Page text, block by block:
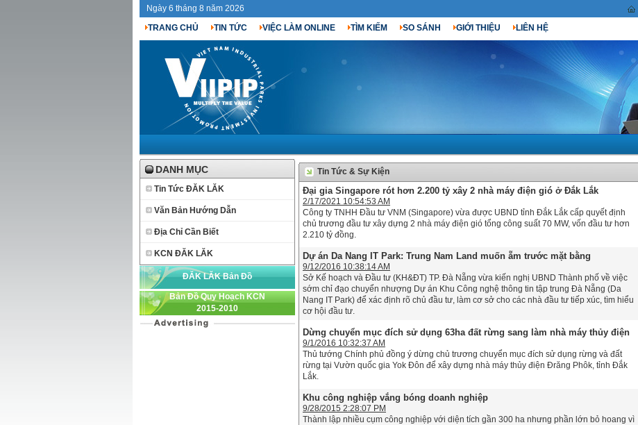
Ngày 6 tháng 8 năm 2026
TRANG CHỦ TIN TỨC VIỆC LÀM ONLINE TÌM KIẾM SO SÁNH GIỚI THIỆU LIÊN HỆ
DANH MỤC
Tin Tức ĐĂK LĂK
Văn Bản Hướng Dẫn
Địa Chỉ Cần Biết
KCN ĐĂK LĂK
ĐĂK LĂK Bản Đồ
Bản Đồ Quy Hoạch KCN
2015-2010
Tin Tức & Sự Kiện
Đại gia Singapore rót hơn 2.200 tỷ xây 2 nhà máy điện gió ở Đắk Lắk
2/17/2021 10:54:53 AM
Công ty TNHH Đầu tư VNM (Singapore) vừa được UBND tỉnh Đắk Lắk cấp quyết định
chủ trương đầu tư xây dựng 2 nhà máy điện gió tổng công suất 70 MW, vốn đầu tư hơn
2.210 tỷ đồng.
Dự án Da Nang IT Park: Trung Nam Land muốn ẵm trước mặt bằng
9/12/2016 10:38:14 AM
Sở Kế hoạch và Đầu tư (KH&ĐT) TP. Đà Nẵng vừa kiến nghị UBND Thành phố về việc
sớm chỉ đạo chuyển nhượng Dự án Khu Công nghệ thông tin tập trung Đà Nẵng (Da
Nang IT Park) để xác định rõ chủ đầu tư, làm cơ sở cho các nhà đầu tư tiếp xúc, tìm hiểu
cơ hội đầu tư.
Dừng chuyển mục đích sử dụng 63ha đất rừng sang làm nhà máy thủy điện
9/1/2016 10:32:37 AM
Thủ tướng Chính phủ đồng ý dừng chủ trương chuyển mục đích sử dụng rừng và đất
rừng tại Vườn quốc gia Yok Đôn để xây dựng nhà máy thủy điện Đrăng Phôk, tỉnh Đắk
Lắk.
Khu công nghiệp vắng bóng doanh nghiệp
9/28/2015 2:28:07 PM
Thành lập nhiều cụm công nghiệp với diện tích gần 300 ha nhưng phần lớn bỏ hoang vì